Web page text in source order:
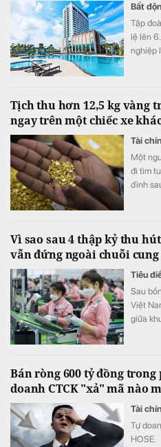
Bất
Tập
lệ lên
nghiệp
Tịch thu hơn 12,5 kg vàng
ngay trên một chiếc xe
Tài
Một
đi tìm
đình
Vì sao sau 4 thập kỷ thu
vẫn đứng ngoài chuỗi cung
Tiêu
Sau
Việt
giữa
nâng
kết
Bán ròng 600 tỷ đồng
doanh CTCK "xả" mã nào
Tài
Tự
HOSE.